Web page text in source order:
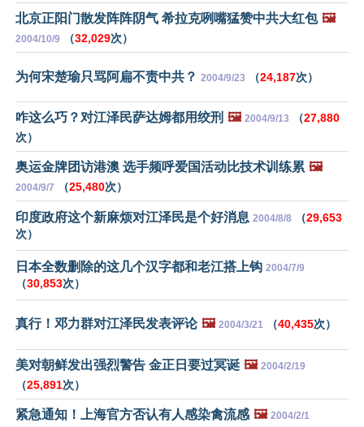
北京正阳门散发阵阵阴气 希拉克咧嘴猛赞中共大红包 🖼️
2004/10/9 （32,029次）
为何宋楚瑜只骂阿扁不责中共？ 2004/9/23 （24,187次）
咋这么巧？对江泽民萨达姆都用绞刑 🖼️ 2004/9/13 （27,880
次）
奥运金牌团访港澳 选手频呼爱国活动比技术训练累 🖼️
2004/9/7 （25,480次）
印度政府这个新麻烦对江泽民是个好消息 2004/8/8 （29,653
次）
日本全数删除的这几个汉字都和老江搭上钩 2004/7/9
（30,853次）
真行！邓力群对江泽民发表评论 🖼️ 2004/3/21 （40,435次）
美对朝鲜发出强烈警告 金正日要过冥诞 🖼️ 2004/2/19
（25,891次）
紧急通知！上海官方否认有人感染禽流感 🖼️ 2004/2/1